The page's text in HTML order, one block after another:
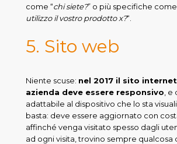
come “chi siete?” o più specifiche come
utilizzo il vostro prodotto x?“.
5. Sito web
Niente scuse: nel 2017 il sito
azienda deve essere responsivo ,
adattabile al dispositivo che lo sta
basta: deve essere aggiornato con
affinché venga visitato spesso dagli
ad ogni visita, trovino sempre qualcosa